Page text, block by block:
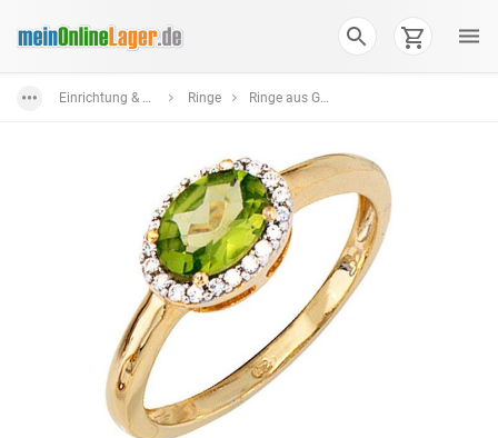
Einrichtung & Wohnaccessoires Ringe Ringe aus Gold